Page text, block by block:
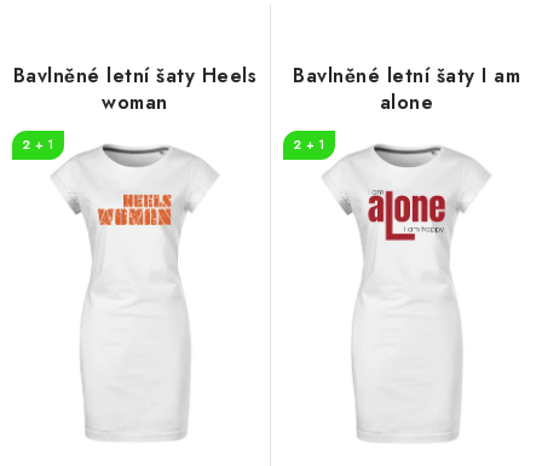
r
d
p
o
Bavlněné letní šaty Heels
woman
2 + 1
Bavlněné letní šaty I am
alone
2 + 1